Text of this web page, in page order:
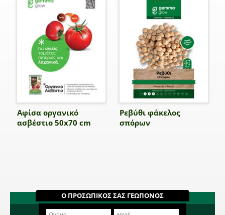
Αφίσα οργανικό
ασβέστιο 50x70 cm
Ρεβύθι φάκελος
σπόρων
Ο ΠΡΟΣΩΠΙΚΟΣ ΣΑΣ ΓΕΩΠΟΝΟΣ